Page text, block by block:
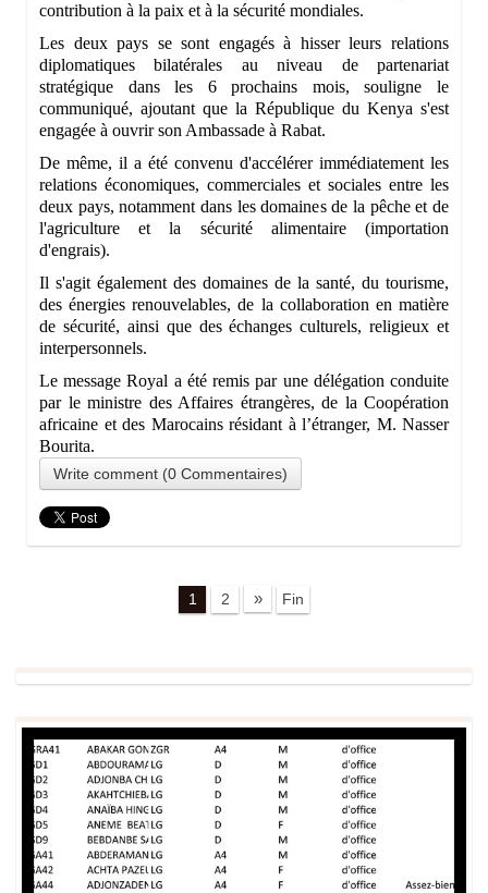
contribution à la paix et à la sécurité mondiales.
Les deux pays se sont engagés à hisser leurs relations
diplomatiques bilatérales au niveau de partenariat
stratégique dans les 6 prochains mois, souligne le
communiqué, ajoutant que la République du Kenya s'est
engagée à ouvrir son Ambassade à Rabat.
De même, il a été convenu d'accélérer immédiatement les
relations économiques, commerciales et sociales entre les
deux pays, notamment dans les domaines de la pêche et de
l'agriculture et la sécurité alimentaire (importation
d'engrais).
Il s'agit également des domaines de la santé, du tourisme,
des énergies renouvelables, de la collaboration en matière
de sécurité, ainsi que des échanges culturels, religieux et
interpersonnels.
Le message Royal a été remis par une délégation conduite
par le ministre des Affaires étrangères, de la Coopération
africaine et des Marocains résidant à l’étranger, M. Nasser
Bourita.
Write comment (0 Commentaires)
1 2 » Fin